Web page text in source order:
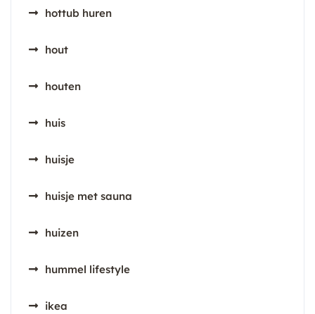
hottub huren
hout
houten
huis
huisje
huisje met sauna
huizen
hummel lifestyle
ikea